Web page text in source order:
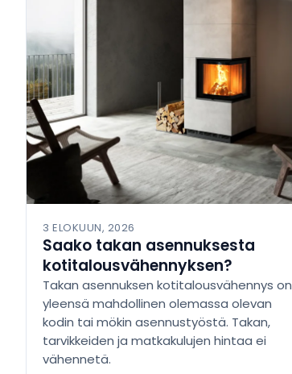
3 ELOKUUN, 2026
Saako takan asennuksesta
kotitalousvähennyksen?
Takan asennuksen kotitalousvähennys on
yleensä mahdollinen olemassa olevan
kodin tai mökin asennustyöstä. Takan,
tarvikkeiden ja matkakulujen hintaa ei
vähennetä.